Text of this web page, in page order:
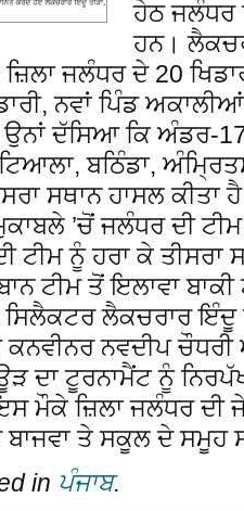
ਹੇਠ ਜਲੰਧਰ
ਹਨ।
ਜਲੰਧਰ ਦੇ 20
ਨਵਾਂ ਪਿੰਡ
ਉਨਾਂ ਦੱਸਿਆ ਕਿ ਅੰਡਰ-
ਬਠਿੰਡਾ,
ਸਥਾਨ ਹਾਸਲ ਕੀਤਾ
’ਚੋਂ ਜਲੰਧਰ ਦੀ
ਨੂੰ ਹਰਾ ਕੇ ਤੀਸਰਾ
ਟੀਮ ਤੋਂ ਇਲਾਵਾ ਬਾਕੀ
ਲੈਕਚਰਾਰ ਇੰਦੂ
ਕਨਵੀਨਰ ਨਵਦੀਪ
ਦਾ ਟੂਰਨਾਮੈਂਟ ਨੂੰ
ਮੌਕੇ ਜ਼ਿਲਾ ਜਲੰਧਰ
ਬਾਜਵਾ ਤੇ ਸਕੂਲ ਦੇ ਸਮੂਹ
in ਪੰਜਾਬ.